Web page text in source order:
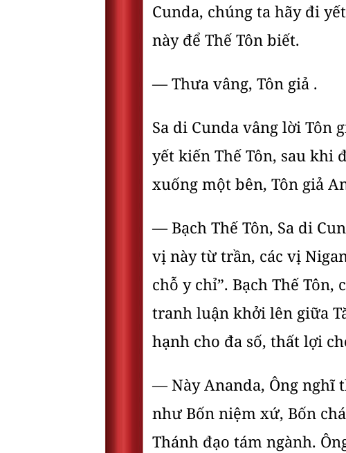
Cunda, chúng ta hãy đi
này để Thế Tôn biết.
— Thưa vâng, Tôn giả .
Sa di Cunda vâng lời Tôn
yết kiến Thế Tôn, sau khi
xuống một bên, Tôn giả
— Bạch Thế Tôn, Sa di
vị này từ trần, các vị
chỗ y chỉ”. Bạch Thế
tranh luận khởi lên giữa
hạnh cho đa số, thất lợi
— Này Ananda, Ông nghĩ
như Bốn niệm xứ, Bốn
Thánh đạo tám ngành.